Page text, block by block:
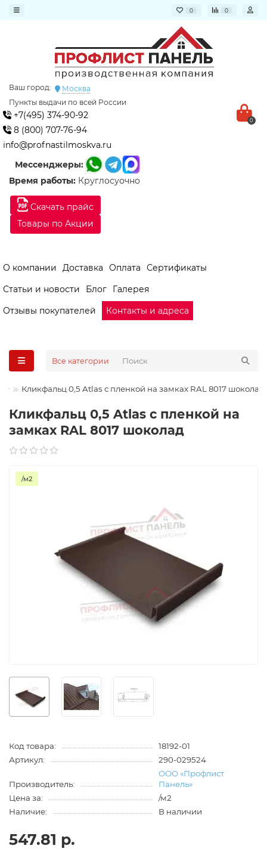
0 0
Скачать прайс
Товары по Акции
Ваш город:
Москва
Пункты выдачи по всей России
+7(495) 374-90-92
8 (800) 707-76-94
info@profnastilmoskva.ru
Мессенджеры:
Время работы: Круглосуочно
0
О компании Доставка Оплата
Сертификаты
Статьи и новости
Блог
Галерея
Отзывы покупателей
Контакты и адреса
Все категории
Кликфальц 0,5 Atlas с пленкой на замках RAL 8017 шоколад
Кликфальц 0,5 Atlas с пленкой на
замках RAL 8017 шоколад
/м2
Код товара:
18192-01
Артикул:
290-029524
Производитель:
ООО «Профлист
Панель»
Цена за:
/м2
Наличие:
В наличии
547.81 р.